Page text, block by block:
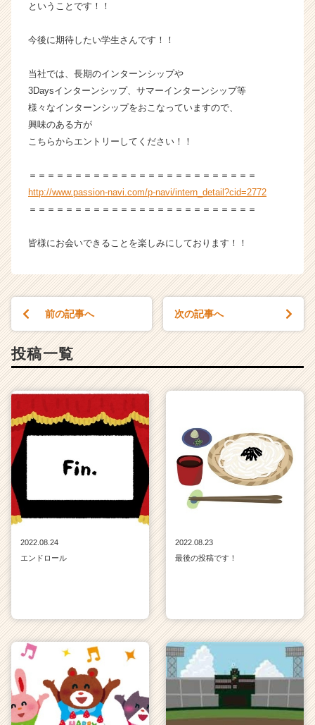
ということです！！
今後に期待したい学生さんです！！
当社では、長期のインターンシップや
3Daysインターンシップ、サマーインターンシップ等
様々なインターンシップをおこなっていますので、
興味のある方が
こちらからエントリーしてください！！
＝＝＝＝＝＝＝＝＝＝＝＝＝＝＝＝＝＝＝＝＝＝＝＝＝
http://www.passion-navi.com/p-navi/intern_detail?cid=2772
＝＝＝＝＝＝＝＝＝＝＝＝＝＝＝＝＝＝＝＝＝＝＝＝＝
皆様にお会いできることを楽しみにしております！！
前の記事へ 次の記事へ
投稿一覧
2022.08.24
エンドロール
2022.08.23
最後の投稿です！